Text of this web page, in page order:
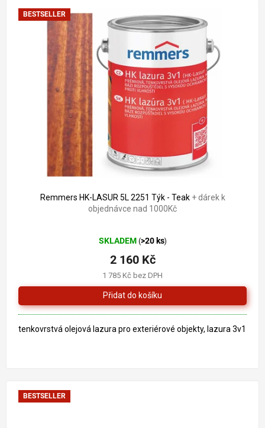
BESTSELLER
Remmers HK-LASUR 5L 2251 Týk - Teak + dárek k
objednávce nad 1000Kč
hodnocení
produktu
je
4,6
z
5
hvězdiček.
SKLADEM (>20 ks)
1 785 Kč bez DPH
2 160 Kč
tenkovrstvá olejová lazura pro exteriérové objekty, lazura 3v1
BESTSELLER